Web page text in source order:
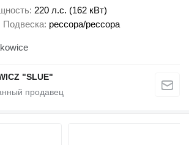
220 л.с. (162 кВт)
Подвеска рессора/рессора
"SLUE"